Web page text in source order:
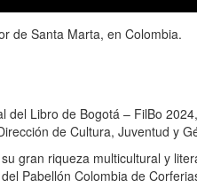
de Santa Marta, en Colombia.
Libro de Bogotá – FilBo
de Cultura, Juventud y
gran riqueza multicultural y
Pabellón Colombia de